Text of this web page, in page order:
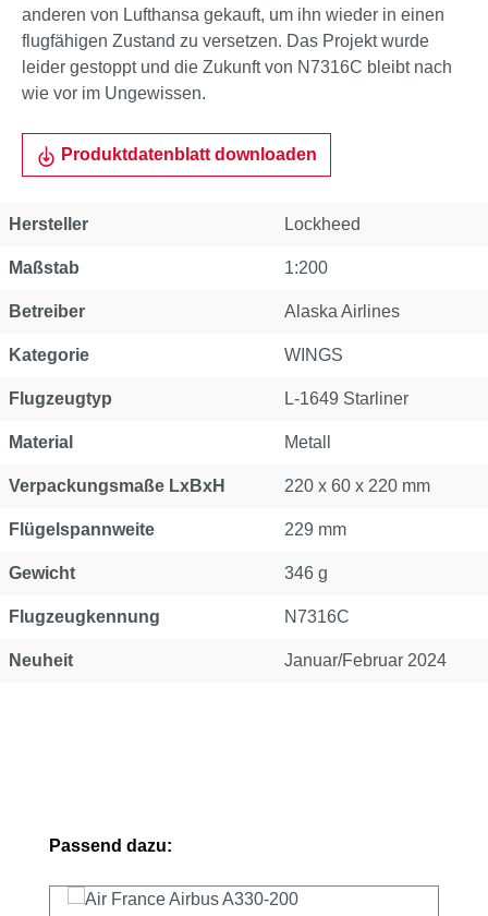
anderen von Lufthansa gekauft, um ihn wieder in einen
flugfähigen Zustand zu versetzen. Das Projekt wurde
leider gestoppt und die Zukunft von N7316C bleibt nach
wie vor im Ungewissen.
Produktdatenblatt downloaden
Hersteller Lockheed
Maßstab 1:200
Betreiber Alaska Airlines
Kategorie WINGS
Flugzeugtyp L-1649 Starliner
Material Metall
Verpackungsmaße LxBxH 220 x 60 x 220 mm
Flügelspannweite 229 mm
Gewicht 346 g
Flugzeugkennung N7316C
Neuheit Januar/Februar 2024
Produktgalerie überspringen
Passend dazu: